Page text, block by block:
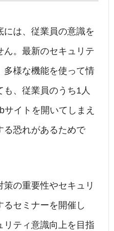
は、従業員の意識を
ん。最新のセキュリテ
多様な機能を使って情
、従業員のうち1人
イトを開いてしまえ
る恐れがあるためで
の重要性やセキュリ
セミナーを開催し
リティ意識向上を目指